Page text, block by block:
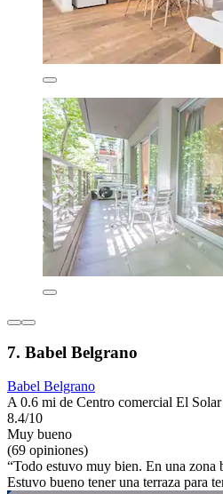
7. Babel Belgrano
Babel Belgrano
A 0.6 mi de Centro comercial El
8.4/10
Muy bueno
(69 opiniones)
“Todo estuvo muy bien. En una zona
Estuvo bueno tener una terraza para